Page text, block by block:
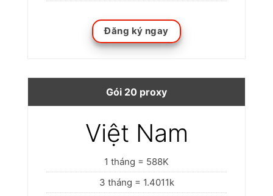
Đăng ký ngay
Gói 20 proxy
Việt Nam
1 tháng = 588K
3 tháng = 1.4011k